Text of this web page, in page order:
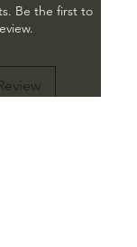
Be the first to